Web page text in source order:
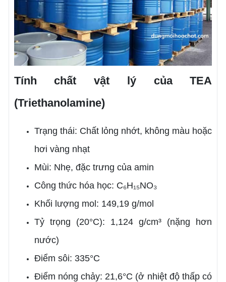
Tính chất vật lý của TEA
(Triethanolamine)
Trạng thái: Chất lỏng nhớt, không màu hoặc
hơi vàng nhạt
Mùi: Nhẹ, đặc trưng của amin
Công thức hóa học: C₆H₁₅NO₃
Khối lượng mol: 149,19 g/mol
Tỷ trọng (20°C): 1,124 g/cm³ (nặng hơn
nước)
Điểm sôi: 335°C
Điểm nóng chảy: 21,6°C (ở nhiệt độ thấp có